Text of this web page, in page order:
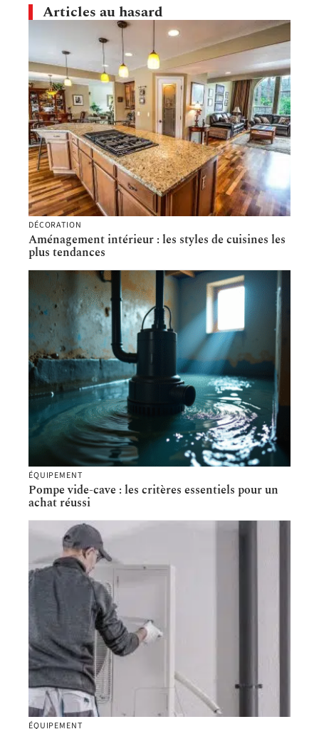
Articles au hasard
DÉCORATION
Aménagement intérieur : les styles de cuisines les
plus tendances
ÉQUIPEMENT
Pompe vide-cave : les critères essentiels pour un
achat réussi
ÉQUIPEMENT